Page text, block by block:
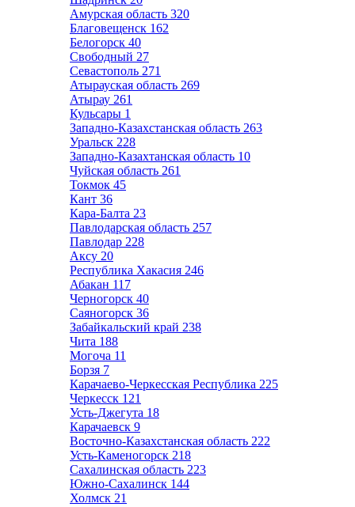
Амурская область 320
Благовещенск 162
Белогорск 40
Свободный 27
Севастополь 271
Атырауская область 269
Атырау 261
Кульсары 1
Западно-Казахстанская область 263
Уральск 228
Западно-Казахтанская область 10
Чуйская область 261
Токмок 45
Кант 36
Кара-Балта 23
Павлодарская область 257
Павлодар 228
Аксу 20
Республика Хакасия 246
Абакан 117
Черногорск 40
Саяногорск 36
Забайкальский край 238
Чита 188
Могоча 11
Борзя 7
Карачаево-Черкесская Республика 225
Черкесск 121
Усть-Джегута 18
Карачаевск 9
Восточно-Казахстанская область 222
Усть-Каменогорск 218
Сахалинская область 223
Южно-Сахалинск 144
Холмск 21